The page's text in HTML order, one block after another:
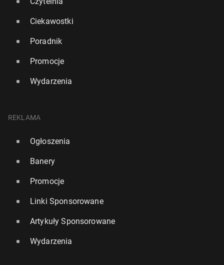
Ciekawostki
Poradnik
Promocje
Wydarzenia
REKLAMA
Ogłoszenia
Banery
Promocje
Linki Sponsorowane
Artykuły Sponsorowane
Wydarzenia